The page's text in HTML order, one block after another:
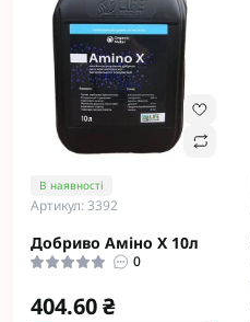
В наявності
Артикул: 3392
Добриво Аміно Х 10л
0
404.60 ₴